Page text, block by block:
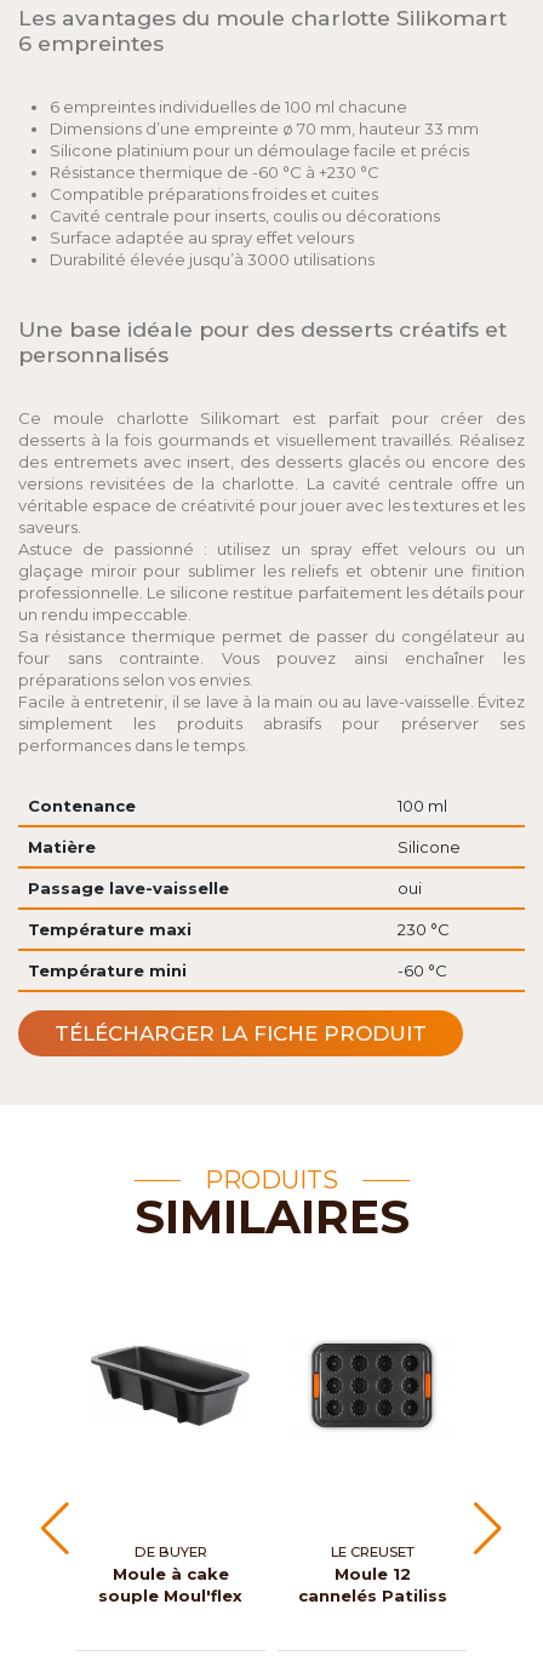
Les avantages du moule charlotte Silikomart
6 empreintes
6 empreintes individuelles de 100 ml chacune
Dimensions d’une empreinte ø 70 mm, hauteur 33 mm
Silicone platinium pour un démoulage facile et précis
Résistance thermique de -60 °C à +230 °C
Compatible préparations froides et cuites
Cavité centrale pour inserts, coulis ou décorations
Surface adaptée au spray effet velours
Durabilité élevée jusqu’à 3000 utilisations
Une base idéale pour des desserts créatifs et
personnalisés
Ce moule charlotte Silikomart est parfait pour créer des
desserts à la fois gourmands et visuellement travaillés. Réalisez
des entremets avec insert, des desserts glacés ou encore des
versions revisitées de la charlotte. La cavité centrale offre un
véritable espace de créativité pour jouer avec les textures et les
saveurs.
Astuce de passionné : utilisez un spray effet velours ou un
glaçage miroir pour sublimer les reliefs et obtenir une finition
professionnelle. Le silicone restitue parfaitement les détails pour
un rendu impeccable.
Sa résistance thermique permet de passer du congélateur au
four sans contrainte. Vous pouvez ainsi enchaîner les
préparations selon vos envies.
Facile à entretenir, il se lave à la main ou au lave-vaisselle. Évitez
simplement les produits abrasifs pour préserver ses
performances dans le temps.
Contenance 100 ml
Matière Silicone
Passage lave-vaisselle oui
Température maxi 230 °C
Température mini -60 °C
TÉLÉCHARGER LA FICHE PRODUIT
PRODUITS
SIMILAIRES
DE BUYER
Moule à cake
souple Moul'flex
LE CREUSET
Moule 12
cannelés Patiliss